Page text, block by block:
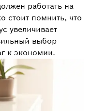
работать на
стоит помнить, что
увеличивает
выбор
к экономии.